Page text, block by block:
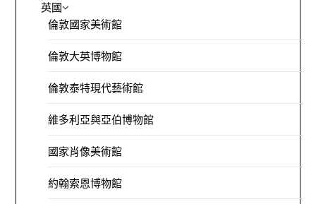
英國
倫敦國家美術館
倫敦大英博物館
倫敦泰特現代藝術館
維多利亞與亞伯博物館
國家肖像美術館
約翰索恩博物館